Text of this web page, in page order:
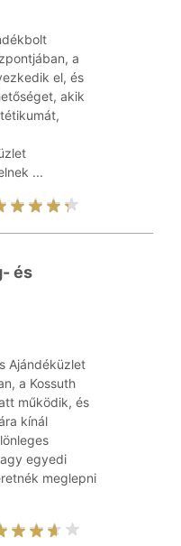
a
el, és
akik
...
és
Ajándéküzlet
a Kossuth
működik, és
kínál
egyedi
meglepni